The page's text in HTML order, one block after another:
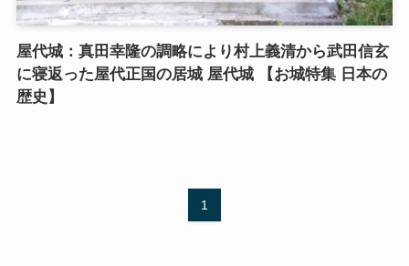
屋代城：真田幸隆の調略により村上義清から武田信玄
に寝返った屋代正国の居城 屋代城 【お城特集 日本の
歴史】
1